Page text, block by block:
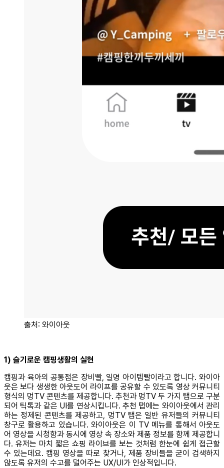
출처: 와이아웃
1) 슬기로운 캠핑생활의 실현
캠핑과 육아의 공통점은 장비빨, 일명 아이템빨이라고 합니다. 와이아
웃은 보다 생생한 아웃도어 라이프를 공유할 수 있도록 영상 커뮤니티
형식의 멍TV 콘텐츠를 제공합니다. 추천과 멍TV 두 가지 탭으로 구분
되어 틱톡과 같은 UI를 연상시킵니다. 추천 탭에는 와이아웃에서 관리
하는 정제된 콘텐츠를 제공하고, 멍TV 탭은 일반 유저들의 커뮤니티
창구로 활용하고 있습니다. 와이아웃은 이 TV 메뉴를 통해서 아웃도
어 영상을 시청함과 동시에 영상 속 장소와 제품 정보를 함께 제공합니
다. 유저는 마치 짧은 쇼핑 라이브를 보는 것처럼 한눈에 쉽게 접근할
수 있는데요. 캠핑 영상을 따로 찾거나, 제품 장비들을 굳이 검색하지
않도록 유저의 수고를 덜어주는 UX/UI가 인상적입니다.